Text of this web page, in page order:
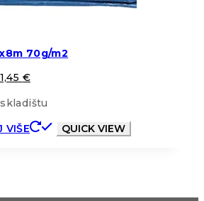
70g/m2
€
VIŠE
QUICK VIEW